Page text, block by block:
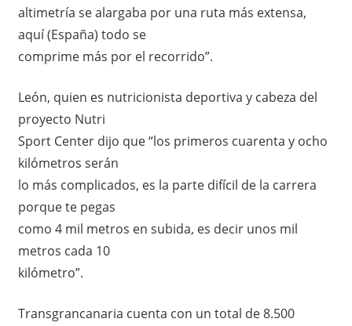
altimetría se alargaba por una ruta más extensa,
aquí (España) todo se
comprime más por el recorrido”.
León, quien es nutricionista deportiva y cabeza del
proyecto Nutri
Sport Center dijo que “los primeros cuarenta y ocho
kilómetros serán
lo más complicados, es la parte difícil de la carrera
porque te pegas
como 4 mil metros en subida, es decir unos mil
metros cada 10
kilómetro”.
Transgrancanaria cuenta con un total de 8.500